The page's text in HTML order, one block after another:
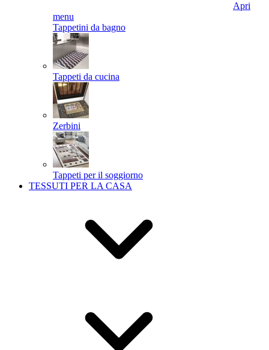
Apri
menu
Tappetini da bagno
Tappeti da cucina
Zerbini
Tappeti per il soggiorno
TESSUTI PER LA CASA